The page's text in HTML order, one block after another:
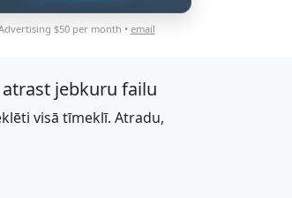
$50 per month •email
jebkuru failu
visā tīmeklī. Atradu,